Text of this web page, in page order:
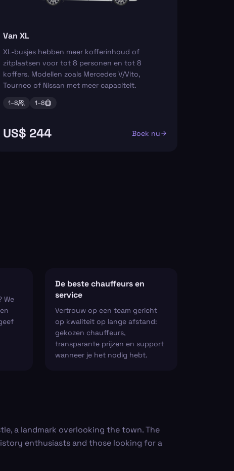
Van XL
XL-busjes hebben meer kofferinhoud of
zitplaatsen voor tot 8 personen en tot 8
koffers. Modellen zoals Mercedes V/Vito,
Tourneo of Nissan met meer capaciteit.
1–8 1–8
US$ 244 Boek nu
We
De beste chauffeurs en
service
Vertrouw op een team gericht
op kwaliteit op lange afstand:
gekozen chauffeurs,
transparante prijzen en support
wanneer je het nodig hebt.
a landmark overlooking the town. The
enthusiasts and those looking for a